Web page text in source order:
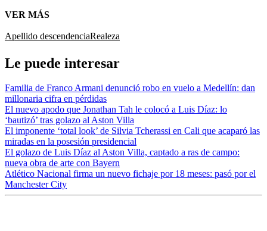
VER MÁS
Apellido descendenciaRealeza
Le puede interesar
Familia de Franco Armani denunció robo en vuelo a Medellín: dan
millonaria cifra en pérdidas
El nuevo apodo que Jonathan Tah le colocó a Luis Díaz: lo
‘bautizó’ tras golazo al Aston Villa
El imponente ‘total look’ de Silvia Tcherassi en Cali que acaparó las
miradas en la posesión presidencial
El golazo de Luis Díaz al Aston Villa, captado a ras de campo:
nueva obra de arte con Bayern
Atlético Nacional firma un nuevo fichaje por 18 meses: pasó por el
Manchester City